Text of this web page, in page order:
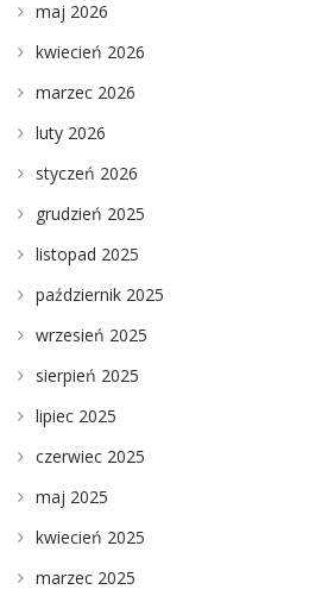
maj 2026
kwiecień 2026
marzec 2026
luty 2026
styczeń 2026
grudzień 2025
listopad 2025
październik 2025
wrzesień 2025
sierpień 2025
lipiec 2025
czerwiec 2025
maj 2025
kwiecień 2025
marzec 2025